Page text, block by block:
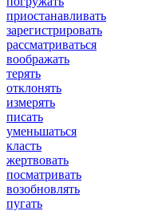
приостанавливать
зарегистрировать
рассматриваться
воображать
терять
отклонять
измерять
писать
уменьшаться
класть
жертвовать
посматривать
возобновлять
пугать